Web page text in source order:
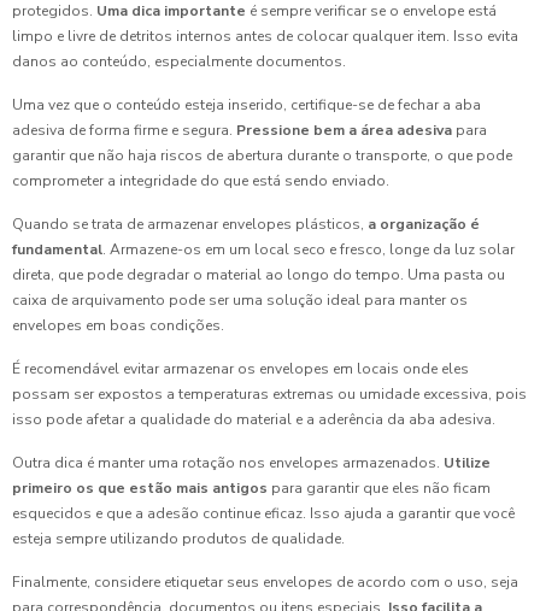
protegidos. Uma dica importante é sempre verificar se o envelope está
limpo e livre de detritos internos antes de colocar qualquer item. Isso evita
danos ao conteúdo, especialmente documentos.
Uma vez que o conteúdo esteja inserido, certifique-se de fechar a aba
adesiva de forma firme e segura. Pressione bem a área adesiva para
garantir que não haja riscos de abertura durante o transporte, o que pode
comprometer a integridade do que está sendo enviado.
Quando se trata de armazenar envelopes plásticos, a organização é
fundamental. Armazene-os em um local seco e fresco, longe da luz solar
direta, que pode degradar o material ao longo do tempo. Uma pasta ou
caixa de arquivamento pode ser uma solução ideal para manter os
envelopes em boas condições.
É recomendável evitar armazenar os envelopes em locais onde eles
possam ser expostos a temperaturas extremas ou umidade excessiva, pois
isso pode afetar a qualidade do material e a aderência da aba adesiva.
Outra dica é manter uma rotação nos envelopes armazenados. Utilize
primeiro os que estão mais antigos para garantir que eles não ficam
esquecidos e que a adesão continue eficaz. Isso ajuda a garantir que você
esteja sempre utilizando produtos de qualidade.
Finalmente, considere etiquetar seus envelopes de acordo com o uso, seja